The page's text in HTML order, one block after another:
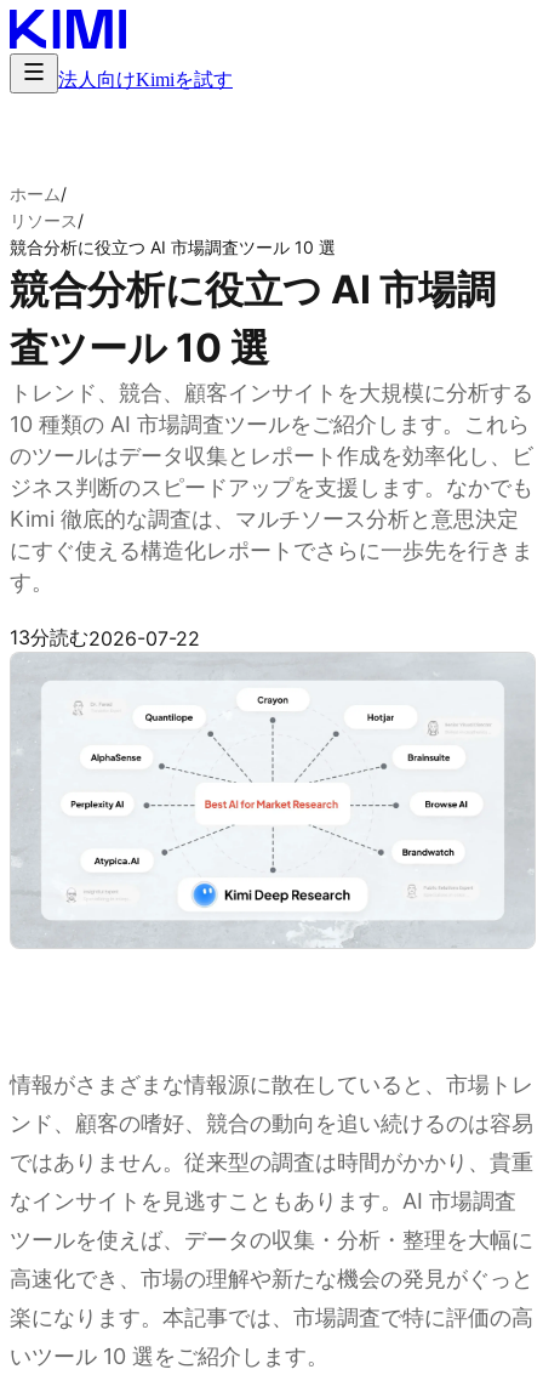
法人向けKimiを試す
ホーム/
リソース/
競合分析に役立つ AI 市場調査ツール 10 選
競合分析に役立つ AI 市場調
査ツール 10 選
トレンド、競合、顧客インサイトを大規模に分析する
10 種類の AI 市場調査ツールをご紹介します。これら
のツールはデータ収集とレポート作成を効率化し、ビ
ジネス判断のスピードアップを支援します。なかでも
Kimi 徹底的な調査は、マルチソース分析と意思決定
にすぐ使える構造化レポートでさらに一歩先を行きま
す。
13分読む2026-07-22
情報がさまざまな情報源に散在していると、市場トレ
ンド、顧客の嗜好、競合の動向を追い続けるのは容易
ではありません。従来型の調査は時間がかかり、貴重
なインサイトを見逃すこともあります。AI 市場調査
ツールを使えば、データの収集・分析・整理を大幅に
高速化でき、市場の理解や新たな機会の発見がぐっと
楽になります。本記事では、市場調査で特に評価の高
いツール 10 選をご紹介します。